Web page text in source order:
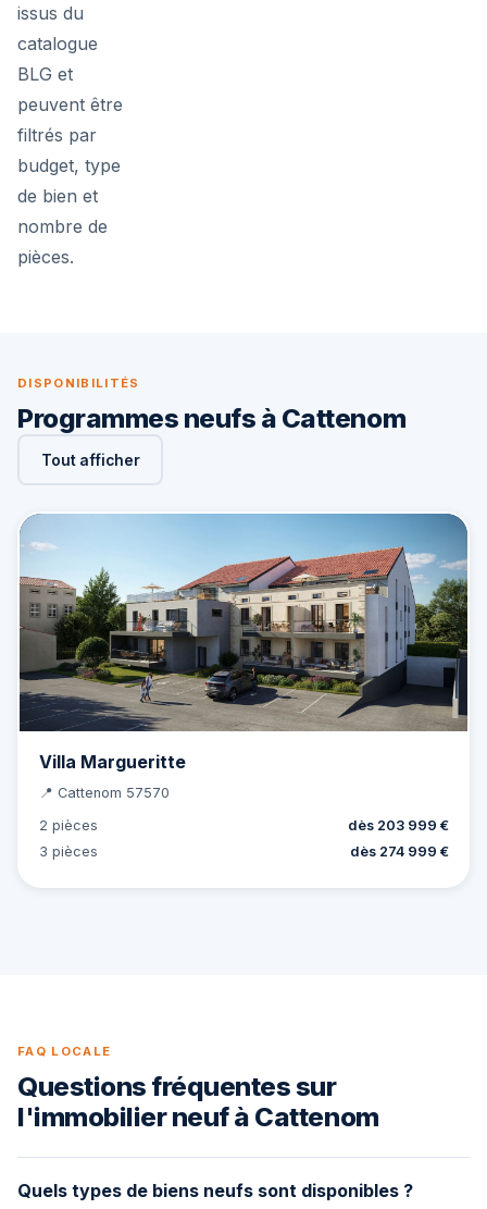
issus du
catalogue
BLG et
peuvent être
filtrés par
budget, type
de bien et
nombre de
pièces.
DISPONIBILITÉS
Programmes neufs à Cattenom
Tout afficher
Villa Margueritte
📍 Cattenom 57570
2 pièces
dès 203 999 €
3 pièces
dès 274 999 €
FAQ LOCALE
Questions fréquentes sur
l'immobilier neuf à Cattenom
Quels types de biens neufs sont disponibles ?